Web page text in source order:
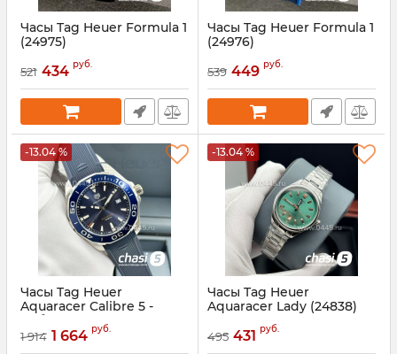
Часы Tag Heuer Formula 1
(24975)
24975
521 434 руб.
Часы Tag Heuer Formula 1
(24976)
24976
539 449 руб.
-13.04 %
Часы Tag Heuer
Aquaracer Calibre 5 -
Дубликат (24837)
Артикул: 24837
1 914 1 664 руб.
-13.04 %
Часы Tag Heuer
Aquaracer Lady (24838)
24838
495 431 руб.